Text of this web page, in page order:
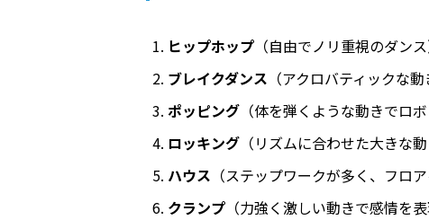
ヒップホップ （自由でノリ重視のダンス
ブレイクダンス （アクロバティックな動
ポッピング （体を弾くような動きでロ
ロッキング （リズムに合わせた大きな
ハウス （ステップワークが多く、フロ
クランプ （力強く激しい動きで感情を表